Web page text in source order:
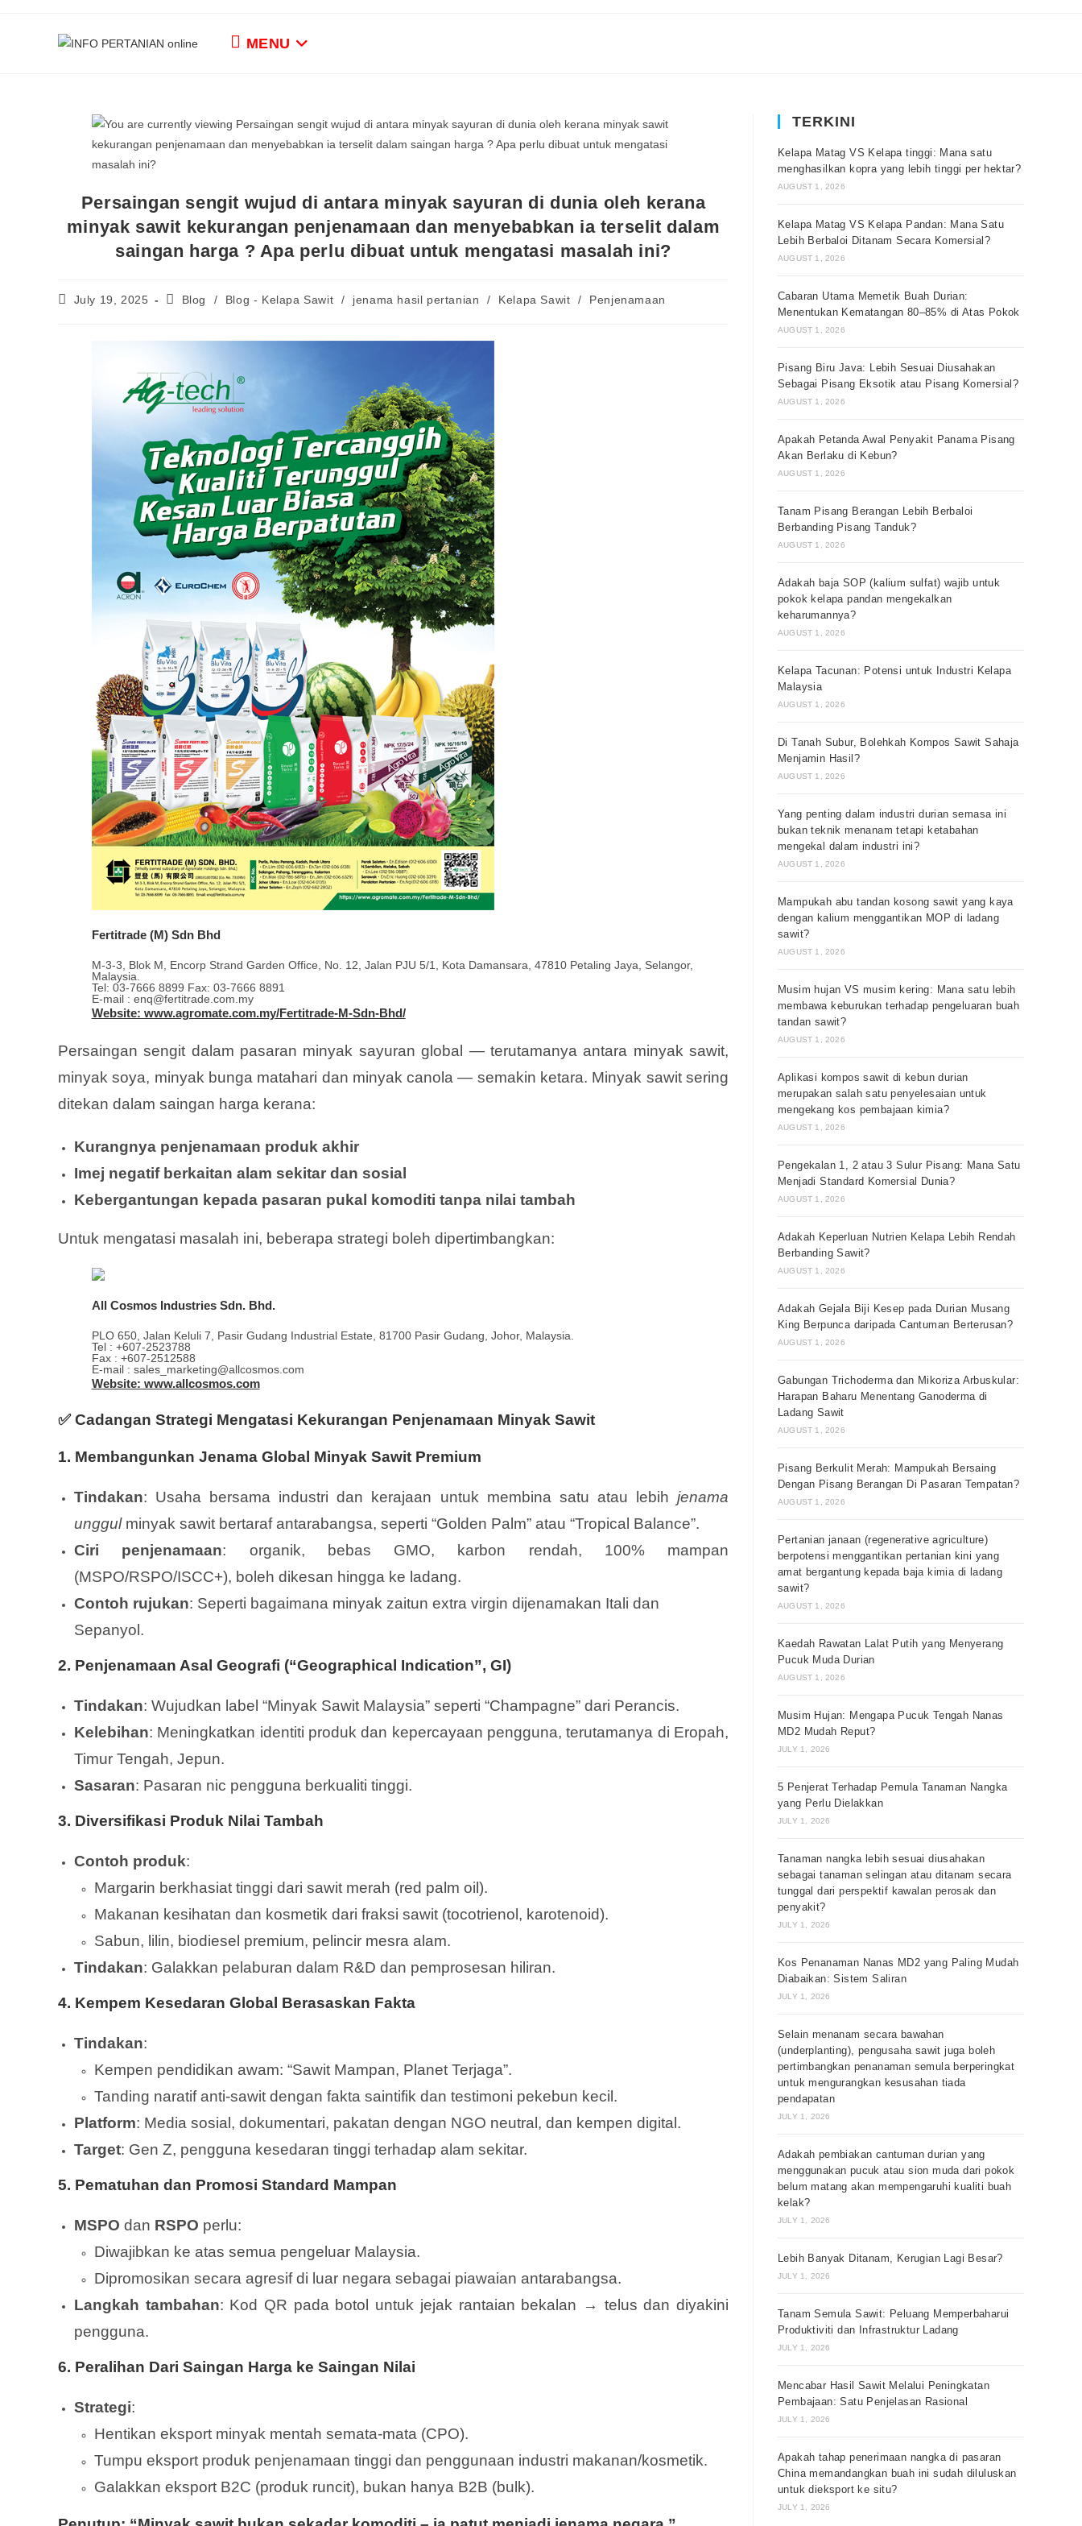
MENU
Persaingan sengit wujud di antara minyak sayuran di dunia oleh kerana
minyak sawit kekurangan penjenamaan dan menyebabkan ia terselit dalam
saingan harga ? Apa perlu dibuat untuk mengatasi masalah ini?
July 19, 2025 Blog / Blog - Kelapa Sawit / jenama hasil pertanian / Kelapa Sawit / Penjenamaan
Fertitrade (M) Sdn Bhd
M-3-3, Blok M, Encorp Strand Garden Office, No. 12, Jalan PJU 5/1, Kota Damansara, 47810 Petaling Jaya, Selangor,
Malaysia.
Tel: 03-7666 8899 Fax: 03-7666 8891
E-mail : enq@fertitrade.com.my
Website: www.agromate.com.my/Fertitrade-M-Sdn-Bhd/
Persaingan sengit dalam pasaran minyak sayuran global — terutamanya antara minyak sawit,
minyak soya, minyak bunga matahari dan minyak canola — semakin ketara. Minyak sawit sering
ditekan dalam saingan harga kerana:
Kurangnya penjenamaan produk akhir
Imej negatif berkaitan alam sekitar dan sosial
Kebergantungan kepada pasaran pukal komoditi tanpa nilai tambah
Untuk mengatasi masalah ini, beberapa strategi boleh dipertimbangkan:
All Cosmos Industries Sdn. Bhd.
PLO 650, Jalan Keluli 7, Pasir Gudang Industrial Estate, 81700 Pasir Gudang, Johor, Malaysia.
Tel : +607-2523788
Fax : +607-2512588
E-mail : sales_marketing@allcosmos.com
Website: www.allcosmos.com
✅Cadangan Strategi Mengatasi Kekurangan Penjenamaan Minyak Sawit
1. Membangunkan Jenama Global Minyak Sawit Premium
Tindakan: Usaha bersama industri dan kerajaan untuk membina satu atau lebih jenama
unggulminyak sawit bertaraf antarabangsa, seperti “Golden Palm” atau “Tropical Balance”.
Ciri penjenamaan: organik, bebas GMO, karbon rendah, 100% mampan
(MSPO/RSPO/ISCC+), boleh dikesan hingga ke ladang.
Contoh rujukan: Seperti bagaimana minyak zaitun extra virgin dijenamakan Itali dan
Sepanyol.
2. Penjenamaan Asal Geografi (“Geographical Indication”, GI)
Tindakan: Wujudkan label “Minyak Sawit Malaysia” seperti “Champagne” dari Perancis.
Kelebihan: Meningkatkan identiti produk dan kepercayaan pengguna, terutamanya di Eropah,
Timur Tengah, Jepun.
Sasaran: Pasaran nic pengguna berkualiti tinggi.
3. Diversifikasi Produk Nilai Tambah
Contoh produk:
Margarin berkhasiat tinggi dari sawit merah (red palm oil).
Makanan kesihatan dan kosmetik dari fraksi sawit (tocotrienol, karotenoid).
Sabun, lilin, biodiesel premium, pelincir mesra alam.
Tindakan: Galakkan pelaburan dalam R&D dan pemprosesan hiliran.
4. Kempem Kesedaran Global Berasaskan Fakta
Tindakan:
Kempen pendidikan awam: “Sawit Mampan, Planet Terjaga”.
Tanding naratif anti-sawit dengan fakta saintifik dan testimoni pekebun kecil.
Platform: Media sosial, dokumentari, pakatan dengan NGO neutral, dan kempen digital.
Target: Gen Z, pengguna kesedaran tinggi terhadap alam sekitar.
5. Pematuhan dan Promosi Standard Mampan
MSPO dan RSPO perlu:
Diwajibkan ke atas semua pengeluar Malaysia.
Dipromosikan secara agresif di luar negara sebagai piawaian antarabangsa.
Langkah tambahan: Kod QR pada botol untuk jejak rantaian bekalan → telus dan diyakini
pengguna.
6. Peralihan Dari Saingan Harga ke Saingan Nilai
Strategi:
Hentikan eksport minyak mentah semata-mata (CPO).
Tumpu eksport produk penjenamaan tinggi dan penggunaan industri makanan/kosmetik.
Galakkan eksport B2C (produk runcit), bukan hanya B2B (bulk).
TERKINI
Kelapa Matag VS Kelapa tinggi: Mana satu
menghasilkan kopra yang lebih tinggi per hektar?
AUGUST 1, 2026
Kelapa Matag VS Kelapa Pandan: Mana Satu
Lebih Berbaloi Ditanam Secara Komersial?
AUGUST 1, 2026
Cabaran Utama Memetik Buah Durian:
Menentukan Kematangan 80–85% di Atas Pokok
AUGUST 1, 2026
Pisang Biru Java: Lebih Sesuai Diusahakan
Sebagai Pisang Eksotik atau Pisang Komersial?
AUGUST 1, 2026
Apakah Petanda Awal Penyakit Panama Pisang
Akan Berlaku di Kebun?
AUGUST 1, 2026
Tanam Pisang Berangan Lebih Berbaloi
Berbanding Pisang Tanduk?
AUGUST 1, 2026
Adakah baja SOP (kalium sulfat) wajib untuk
pokok kelapa pandan mengekalkan
keharumannya?
AUGUST 1, 2026
Kelapa Tacunan: Potensi untuk Industri Kelapa
Malaysia
AUGUST 1, 2026
Di Tanah Subur, Bolehkah Kompos Sawit Sahaja
Menjamin Hasil?
AUGUST 1, 2026
Yang penting dalam industri durian semasa ini
bukan teknik menanam tetapi ketabahan
mengekal dalam industri ini?
AUGUST 1, 2026
Mampukah abu tandan kosong sawit yang kaya
dengan kalium menggantikan MOP di ladang
sawit?
AUGUST 1, 2026
Musim hujan VS musim kering: Mana satu lebih
membawa keburukan terhadap pengeluaran buah
tandan sawit?
AUGUST 1, 2026
Aplikasi kompos sawit di kebun durian
merupakan salah satu penyelesaian untuk
mengekang kos pembajaan kimia?
AUGUST 1, 2026
Pengekalan 1, 2 atau 3 Sulur Pisang: Mana Satu
Menjadi Standard Komersial Dunia?
AUGUST 1, 2026
Adakah Keperluan Nutrien Kelapa Lebih Rendah
Berbanding Sawit?
AUGUST 1, 2026
Adakah Gejala Biji Kesep pada Durian Musang
King Berpunca daripada Cantuman Berterusan?
AUGUST 1, 2026
Gabungan Trichoderma dan Mikoriza Arbuskular:
Harapan Baharu Menentang Ganoderma di
Ladang Sawit
AUGUST 1, 2026
Pisang Berkulit Merah: Mampukah Bersaing
Dengan Pisang Berangan Di Pasaran Tempatan?
AUGUST 1, 2026
Pertanian janaan (regenerative agriculture)
berpotensi menggantikan pertanian kini yang
amat bergantung kepada baja kimia di ladang
sawit?
AUGUST 1, 2026
Kaedah Rawatan Lalat Putih yang Menyerang
Pucuk Muda Durian
AUGUST 1, 2026
Musim Hujan: Mengapa Pucuk Tengah Nanas
MD2 Mudah Reput?
JULY 1, 2026
5 Penjerat Terhadap Pemula Tanaman Nangka
yang Perlu Dielakkan
JULY 1, 2026
Tanaman nangka lebih sesuai diusahakan
sebagai tanaman selingan atau ditanam secara
tunggal dari perspektif kawalan perosak dan
penyakit?
JULY 1, 2026
Kos Penanaman Nanas MD2 yang Paling Mudah
Diabaikan: Sistem Saliran
JULY 1, 2026
Selain menanam secara bawahan
(underplanting), pengusaha sawit juga boleh
pertimbangkan penanaman semula berperingkat
untuk mengurangkan kesusahan tiada
pendapatan
JULY 1, 2026
Adakah pembiakan cantuman durian yang
menggunakan pucuk atau sion muda dari pokok
belum matang akan mempengaruhi kualiti buah
kelak?
JULY 1, 2026
Lebih Banyak Ditanam, Kerugian Lagi Besar?
JULY 1, 2026
Tanam Semula Sawit: Peluang Memperbaharui
Produktiviti dan Infrastruktur Ladang
JULY 1, 2026
Mencabar Hasil Sawit Melalui Peningkatan
Pembajaan: Satu Penjelasan Rasional
JULY 1, 2026
Apakah tahap penerimaan nangka di pasaran
China memandangkan buah ini sudah diluluskan
untuk dieksport ke situ?
JULY 1, 2026